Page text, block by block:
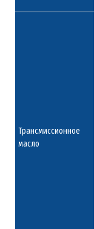
Трансмиссионное
масло